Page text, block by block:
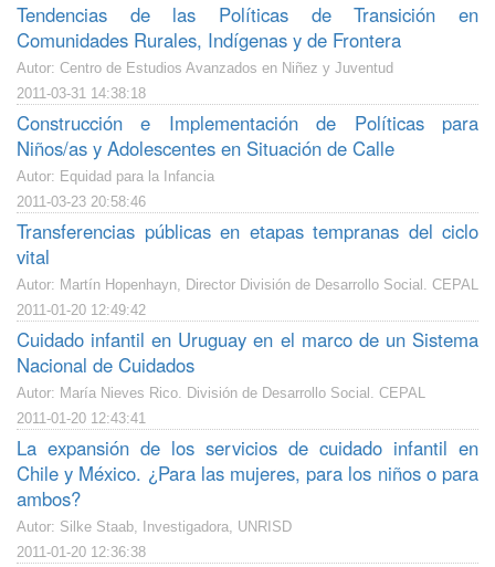
Tendencias de las Políticas de Transición en
Comunidades Rurales, Indígenas y de Frontera
Autor: Centro de Estudios Avanzados en Niñez y Juventud
2011-03-31 14:38:18
Construcción e Implementación de Políticas para
Niños/as y Adolescentes en Situación de Calle
Autor: Equidad para la Infancia
2011-03-23 20:58:46
Transferencias públicas en etapas tempranas del ciclo
vital
Autor: Martín Hopenhayn, Director División de Desarrollo Social. CEPAL
2011-01-20 12:49:42
Cuidado infantil en Uruguay en el marco de un Sistema
Nacional de Cuidados
Autor: María Nieves Rico. División de Desarrollo Social. CEPAL
2011-01-20 12:43:41
La expansión de los servicios de cuidado infantil en
Chile y México. ¿Para las mujeres, para los niños o para
ambos?
Autor: Silke Staab, Investigadora, UNRISD
2011-01-20 12:36:38